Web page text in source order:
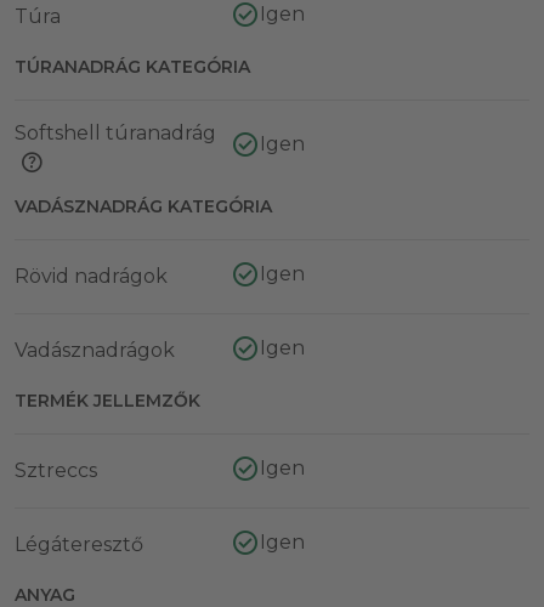
Túra Igen
TÚRANADRÁG KATEGÓRIA
Softshell túranadrág Igen
VADÁSZNADRÁG KATEGÓRIA
Rövid nadrágok Igen
Vadásznadrágok Igen
TERMÉK JELLEMZŐK
Sztreccs Igen
Légáteresztő Igen
ANYAG